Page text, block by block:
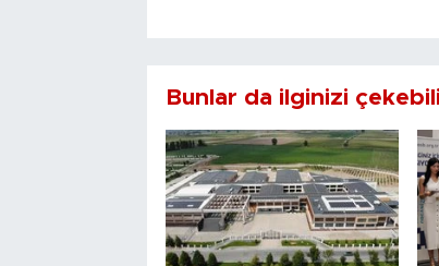
Bunlar da ilginizi